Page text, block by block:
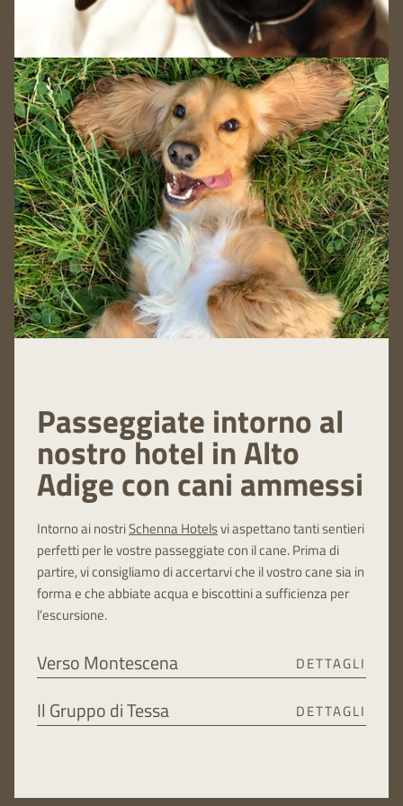
Passeggiate intorno al
nostro hotel in Alto
Adige con cani ammessi
Intorno ai nostriSchenna Hotelsvi aspettano tanti sentieri
perfetti per le vostre passeggiate con il cane. Prima di
partire, vi consigliamo di accertarvi che il vostro cane sia in
forma e che abbiate acqua e biscottini a sufficienza per
l’escursione.
Verso Montescena DETTAGLI
Questo sentiero panoramico vi porta dal nostro hotel pet
friendly in Trentino-Alto Adige, attraverso gli ampi prati ai
Il Gruppo di Tessa DETTAGLI
dell’Alto Adige, poco distante dal nostroalloggio a Merano